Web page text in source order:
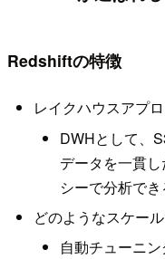
Redshiftの特徴
レイクハウスアプ
DWHとして、
データを一貫
シーで分析でき
どのようなスケー
自動チューニ